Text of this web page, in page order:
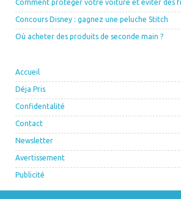
Comment protéger votre voiture et éviter des
Concours Disney : gagnez une peluche Stitch
Où acheter des produits de seconde main ?
Accueil
Déja Pris
Confidentalité
Contact
Newsletter
Avertissement
Publicité